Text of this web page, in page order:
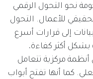
نحو التحول الرقمي
للأعمال. التحول
إلى قرارات أسرع
بشكل أكثر كفاءة،
مركزية تتعامل
كما أنها تفتح أبواب